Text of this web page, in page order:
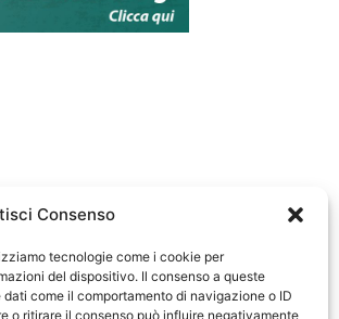
Consenso
tecnologie come i cookie per
del dispositivo. Il consenso a queste
come il comportamento di navigazione o ID
o ritirare il consenso può influire negativamente